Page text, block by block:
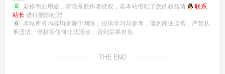
5 若作商业用途，请联系原作者授权，若本站侵犯了您的权益请
联系
站长 进行删除处理
6
本站所有内容均来源于网络，仅供学习与参考，请勿商业运营，严禁从
事违法、侵权等任何非法活动，否则后果自负
THE END